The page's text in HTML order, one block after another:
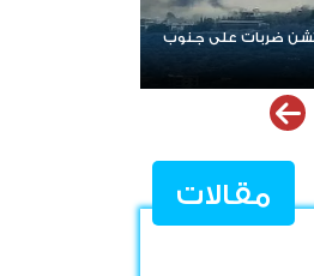
على جنوب
الإمارات ترسخ دعم
نوعية ملهمة
مقالات